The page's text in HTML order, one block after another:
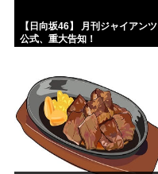
【日向坂46】 月刊ジャイアンツ
公式、重大告知！